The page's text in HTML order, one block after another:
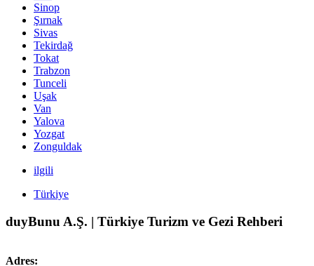
Sinop
Şırnak
Sivas
Tekirdağ
Tokat
Trabzon
Tunceli
Uşak
Van
Yalova
Yozgat
Zonguldak
ilgili
Türkiye
duyBunu A.Ş. | Türkiye Turizm ve Gezi Rehberi
Adres: